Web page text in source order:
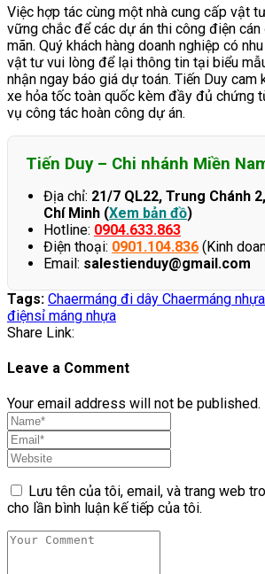
Việc hợp tác cùng một nhà cung cấp vật
vững chắc để các dự án thi công điện
mãn. Quý khách hàng doanh nghiệp có
vật tư vui lòng để lại thông tin tại biểu
nhận ngay báo giá dự toán. Tiến Duy cam
xe hỏa tốc toàn quốc kèm đầy đủ chứng
vụ công tác hoàn công dự án.
Tiến Duy – Chi nhánh Miền
Địa chỉ: 21/7 QL22, Trung Chánh
Chí Minh (Xem bản đồ)
Hotline: 0904.633.863
Điện thoại: 0901.104.836 (Kinh
Email: salestienduy@gmail.com
Tags: Chaermáng đi dây Chaermáng
điệnsỉ máng nhựa
Share Link:
Leave a Comment
Your email address will not be published.
Lưu tên của tôi, email, và trang web
cho lần bình luận kế tiếp của tôi.